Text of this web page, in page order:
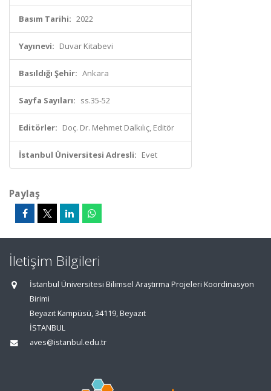
Basım Tarihi: 2022
Yayınevi: Duvar Kitabevi
Basıldığı Şehir: Ankara
Sayfa Sayıları: ss.35-52
Editörler: Doç. Dr. Mehmet Dalkılıç, Editör
İstanbul Üniversitesi Adresli: Evet
Paylaş
İletişim Bilgileri
İstanbul Üniversitesi Bilimsel Araştırma Projeleri Koordinasyon
Birimi
Beyazıt Kampüsü, 34119, Beyazıt
İSTANBUL
aves@istanbul.edu.tr